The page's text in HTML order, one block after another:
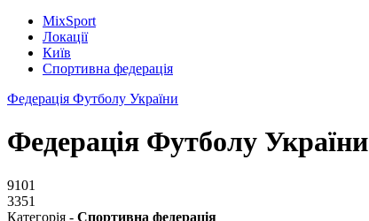
MixSport
Локації
Київ
Спортивна федерація
Федерація Футболу України
Федерація Футболу України
9101
3351
Категорія - Спортивна федерація